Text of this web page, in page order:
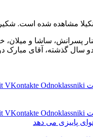
مشاهده شده است.
ساشا و میلان،
گذشته، آقای مبارک
VKontakte Odnoklassniki
VKontakte Odnoklassniki
پاییزی می دهد